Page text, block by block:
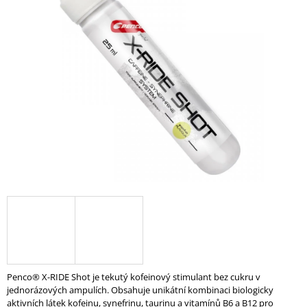
Penco® X-RIDE Shot je tekutý kofeinový stimulant bez cukru v
jednorázových ampulích. Obsahuje unikátní kombinaci biologicky
aktivních látek kofeinu, synefrinu, taurinu a vitamínů B6 a B12 pro
R
U
Č